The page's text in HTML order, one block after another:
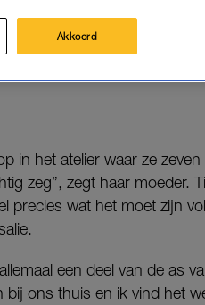
ze overleed samen
in het atelier waar ze
zeg”, zegt haar moeder.
precies wat het moet zijn
een deel van de as
ons thuis en ik vind het
Akkoord